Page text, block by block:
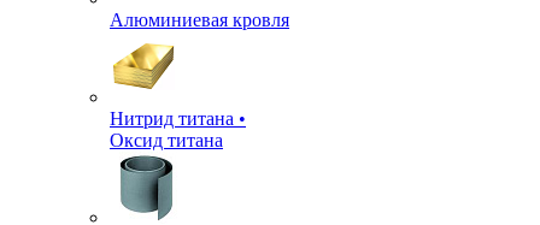
Алюминиевая кровля
Нитрид титана •
Оксид титана